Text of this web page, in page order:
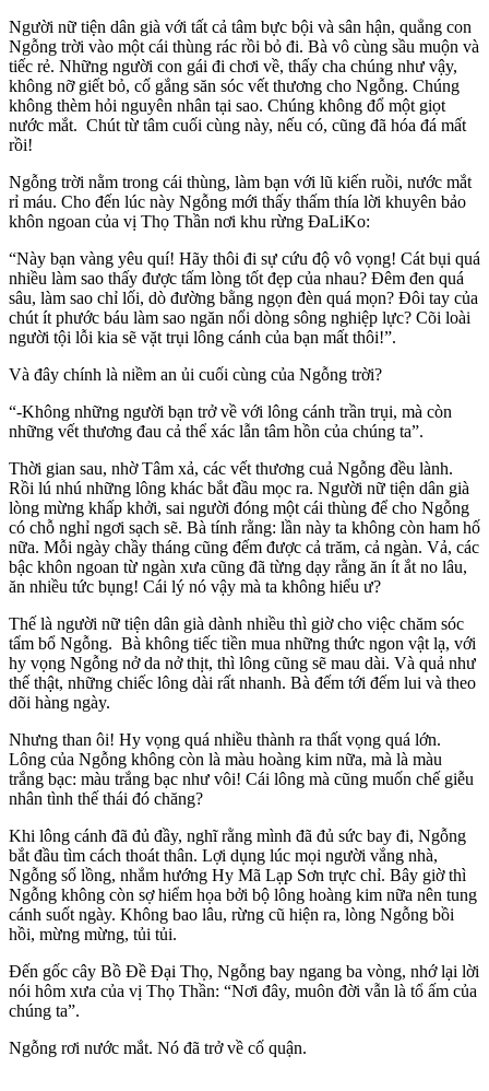
Người nữ tiện dân già với tất cả tâm bực bội và sân hận, quẳng con
Ngỗng trời vào một cái thùng rác rồi bỏ đi. Bà vô cùng sầu muộn và
tiếc rẻ. Những người con gái đi chơi về, thấy cha chúng như vậy,
không nỡ giết bỏ, cố gắng săn sóc vết thương cho Ngỗng. Chúng
không thèm hỏi nguyên nhân tại sao. Chúng không đổ một giọt
nước mắt. Chút từ tâm cuối cùng này, nếu có, cũng đã hóa đá mất
rồi!
Ngỗng trời nằm trong cái thùng, làm bạn với lũ kiến ruồi, nước mắt
rỉ máu. Cho đến lúc này Ngỗng mới thấy thấm thía lời khuyên bảo
khôn ngoan của vị Thọ Thần nơi khu rừng ÐaLiKo:
“Này bạn vàng yêu quí! Hãy thôi đi sự cứu độ vô vọng! Cát bụi quá
nhiều làm sao thấy được tấm lòng tốt đẹp của nhau? Ðêm đen quá
sâu, làm sao chỉ lối, dò đường bằng ngọn đèn quá mọn? Ðôi tay của
chút ít phước báu làm sao ngăn nổi dòng sông nghiệp lực? Cõi loài
người tội lỗi kia sẽ vặt trụi lông cánh của bạn mất thôi!”.
Và đây chính là niềm an ủi cuối cùng của Ngỗng trời?
“-Không những người bạn trở về với lông cánh trần trụi, mà còn
những vết thương đau cả thể xác lẫn tâm hồn của chúng ta”.
Thời gian sau, nhờ Tâm xả, các vết thương cuả Ngỗng đều lành.
Rồi lú nhú những lông khác bắt đầu mọc ra. Người nữ tiện dân già
lòng mừng khấp khởi, sai người đóng một cái thùng để cho Ngỗng
có chỗ nghỉ ngơi sạch sẽ. Bà tính rằng: lần này ta không còn ham hố
nữa. Mỗi ngày chầy tháng cũng đếm được cả trăm, cả ngàn. Vả, các
bậc khôn ngoan từ ngàn xưa cũng đã từng dạy rằng ăn ít ắt no lâu,
ăn nhiều tức bụng! Cái lý nó vậy mà ta không hiểu ư?
Thế là người nữ tiện dân già dành nhiều thì giờ cho việc chăm sóc
tẩm bổ Ngỗng. Bà không tiếc tiền mua những thức ngon vật lạ, với
hy vọng Ngỗng nở da nở thịt, thì lông cũng sẽ mau dài. Và quả như
thế thật, những chiếc lông dài rất nhanh. Bà đếm tới đếm lui và theo
dõi hàng ngày.
Nhưng than ôi! Hy vọng quá nhiều thành ra thất vọng quá lớn.
Lông của Ngỗng không còn là màu hoàng kim nữa, mà là màu
trắng bạc: màu trắng bạc như vôi! Cái lông mà cũng muốn chế giễu
nhân tình thế thái đó chăng?
Khi lông cánh đã đủ đầy, nghĩ rằng mình đã đủ sức bay đi, Ngỗng
bắt đầu tìm cách thoát thân. Lợi dụng lúc mọi người vắng nhà,
Ngỗng sổ lồng, nhắm hướng Hy Mã Lạp Sơn trực chỉ. Bây giờ thì
Ngỗng không còn sợ hiểm họa bởi bộ lông hoàng kim nữa nên tung
cánh suốt ngày. Không bao lâu, rừng cũ hiện ra, lòng Ngỗng bồi
hồi, mừng mừng, tủi tủi.
Ðến gốc cây Bồ Ðề Ðại Thọ, Ngỗng bay ngang ba vòng, nhớ lại lời
nói hôm xưa của vị Thọ Thần: “Nơi đây, muôn đời vẫn là tổ ấm của
chúng ta”.
Ngỗng rơi nước mắt. Nó đã trở về cố quận.